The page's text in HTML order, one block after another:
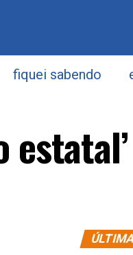
fiquei sabendo
estatal’